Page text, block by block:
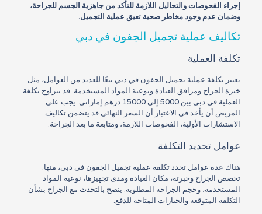
إجراء الفحوصات والتحاليل اللازمة للتأكد من جاهزية الجسم للجراحة،
وضمان عدم وجود مخاطر صحية تعيق عملية التجميل.
تكاليف عملية تجميل الجفون في دبي
تكلفة العملية
تعتبر تكلفة عملية تجميل الجفون في دبي تبعًا للعديد من العوامل، مثل
خبرة الجراح ومرافق العيادة ونوعية المواد المستخدمة. قد تتراوح تكلفة
العملية في دبي بين 5000 إلى 15000 درهم إماراتي. يجب على
المريض أن يأخذ في الاعتبار أن السعر النهائي قد يتضمن تكاليف
الاستشارات الأولية، الفحوصات اللازمة، ومتابعة ما بعد الجراحة.
عوامل تحديد التكلفة
هناك عدة عوامل تحدد تكلفة عملية تجميل الجفون في دبي، منها:
تخصص الجراح وخبرته، مكان العيادة ومدى تجهيزها، نوعية المواد
المستخدمة، وحجم الجراحة المطلوبة. ينصح بالتحدث مع الجراح بشأن
التكلفة المتوقعة والخيارات المتاحة للدفع.